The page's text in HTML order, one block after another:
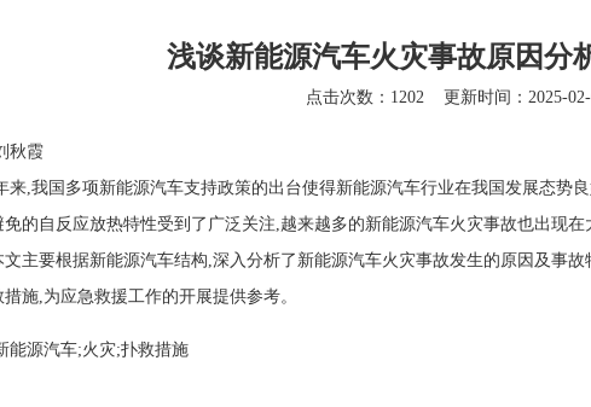
浅谈新能源汽车火灾事故原因分
点击次数：1202 更新时间：2025-
秋霞
来,我国多项新能源汽车支持政策的出台使得新能源汽车行业在我国发展态势
免的自反应放热特性受到了广泛关注,越来越多的新能源汽车火灾事故也出现
文主要根据新能源汽车结构,深入分析了新能源汽车火灾事故发生的原因及事
措施,为应急救援工作的开展提供参考。
能源汽车;火灾;扑救措施